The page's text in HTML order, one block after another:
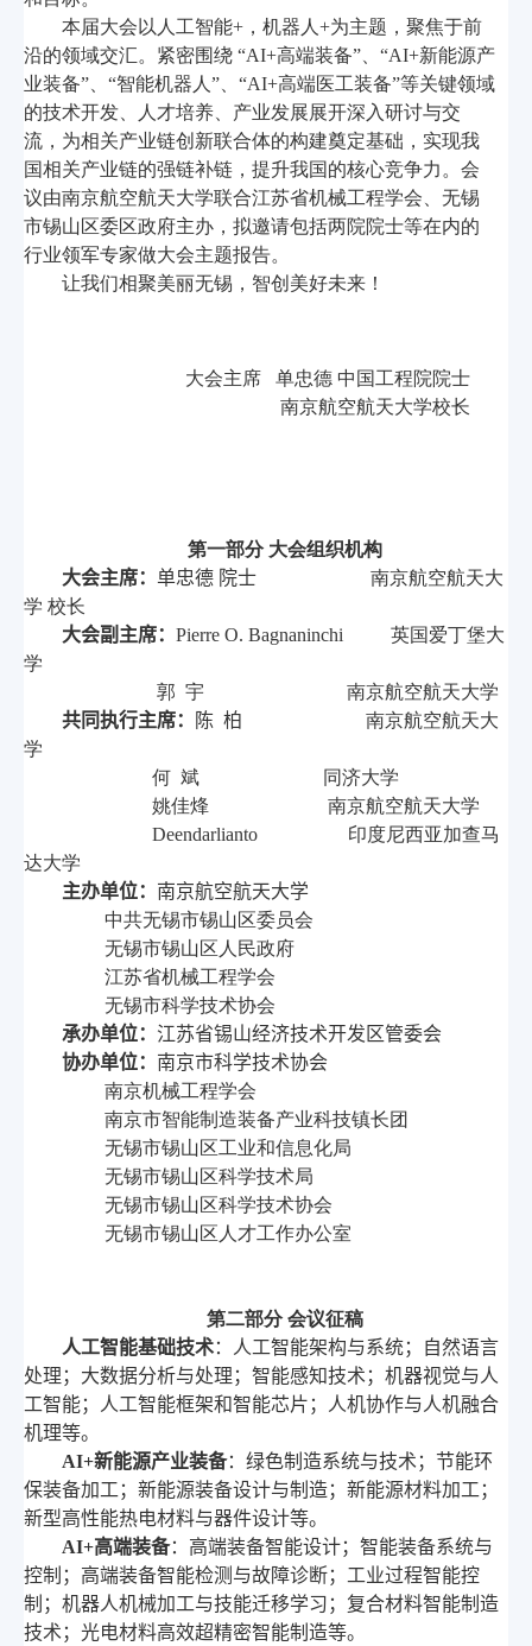
本届大会以人工智能+，机器人 +为主题，聚焦于前
沿的领域交汇。紧密围绕 “AI+高端装备”、“AI+新能源产
业装备”、“智能机器人”、“AI+高端医工装备”等关键领域
的技术开发、人才培养、产业发展展开深入研讨与交
流，为相关产业链创新联合体的构建奠定基础，实现我
国相关产业链的强链补链，提升我国的核心竞争力。会
议由南京航空航天大学联合江苏省机械工程学会、无锡
市锡山区委区政府主办，拟邀请包括两院院士等在内的
行业领军专家做大会主题报告。
让我们相聚美丽无锡，智创美好未来！
大会主席 单忠德 中国工程院院士
南京航空航天大学校长
第一部分 大会组织机构
大会主席： 单忠德 院士 南京航空航天大
学 校长
大会副主席： Pierre O. Bagnaninchi 英国爱丁堡大
学
郭 宇 南京航空航天大学
共同执行主席：
陈 柏 南京航空航天大
学
何 斌 同济大学
姚佳烽南京航空航天大学
Deendarlianto 印度尼西亚加查马
达大学
主办单位： 南京航空航天大学
中共无锡市锡山区委员会
无锡市锡山区人民政府
江苏省机械工程学会
无锡市科学技术协会
承办单位： 江苏省锡山经济技术开发区管委会
协办单位： 南京市科学技术协会
南京机械工程学会
南京市智能制造装备产业科技镇长团
无锡市锡山区工业和信息化局
无锡市锡山区科学技术局
无锡市锡山区科学技术协会
无锡市锡山区人才工作办公室
第二部分 会议征稿
人工智能基础技术：人工智能架构与系统；自然语言
处理；大数据分析与处理；智能感知技术；机器视觉与人
工智能；人工智能框架和智能芯片；人机协作与人机融合
机理等。
AI+新能源产业装备：绿色制造系统与技术；节能环
保装备加工；新能源装备设计与制造；新能源材料加工；
新型高性能热电材料与器件设计等。
AI+高端装备：高端装备智能设计；智能装备系统与
控制；高端装备智能检测与故障诊断；工业过程智能控
制；机器人机械加工与技能迁移学习；复合材料智能制造
技术；光电材料高效超精密智能制造等。